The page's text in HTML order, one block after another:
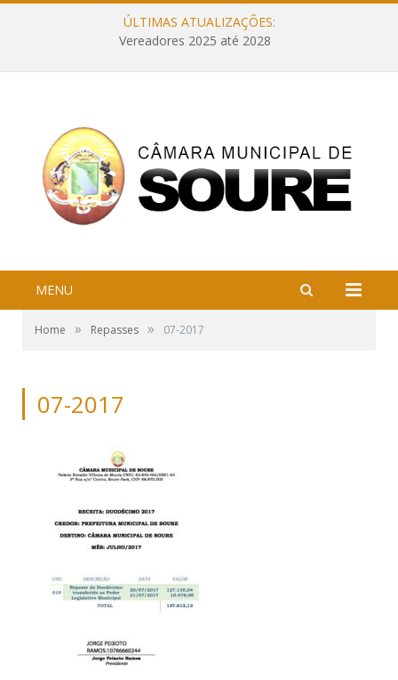
ÚLTIMAS ATUALIZAÇÕES:
Vereadores 2025 até 2028
MENU
Home » Repasses » 07-2017
07-2017